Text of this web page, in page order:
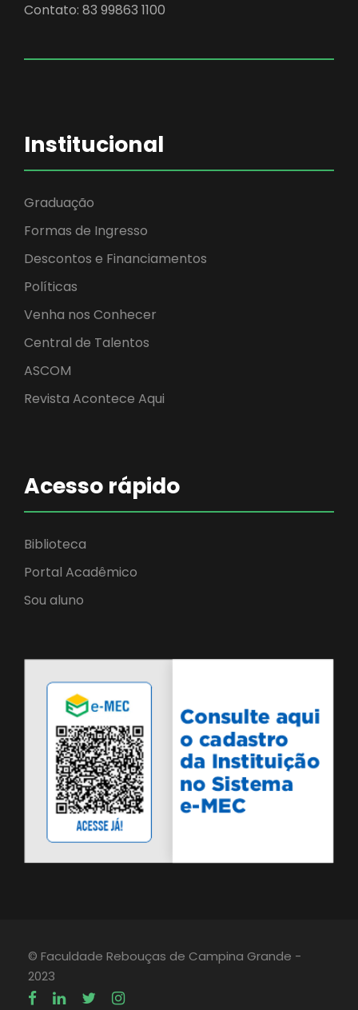
Contato: 83 99863 1100
Institucional
Graduação
Formas de Ingresso
Descontos e Financiamentos
Políticas
Venha nos Conhecer
Central de Talentos
ASCOM
Revista Acontece Aqui
Acesso rápido
Biblioteca
Portal Acadêmico
Sou aluno
© Faculdade Rebouças de Campina Grande -
2023